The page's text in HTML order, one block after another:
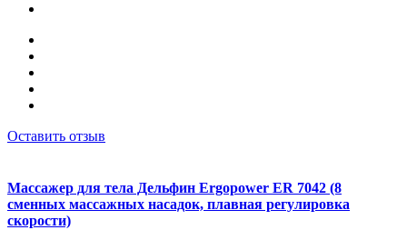
Оставить отзыв
Массажер для тела Дельфин Ergopower ER 7042 (8
сменных массажных насадок, плавная регулировка
скорости)